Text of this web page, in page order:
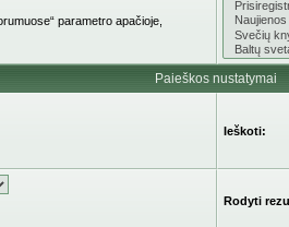
parametro apačioje,
Paieškos nustatymai
Ieškoti:
Rodyti